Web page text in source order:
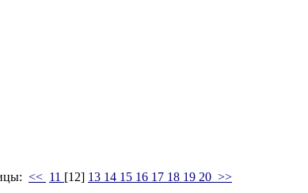
<< 11 [12] 13 14 15 16 17 18 19 20 >>